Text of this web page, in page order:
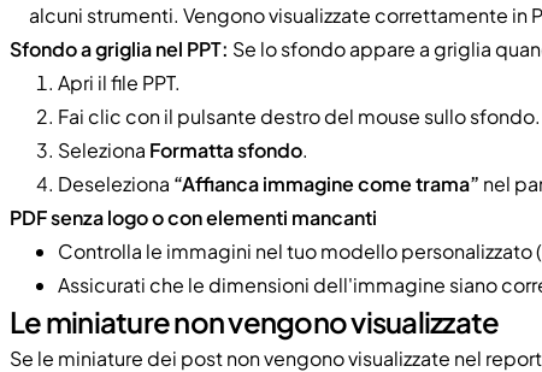
alcuni strumenti. Vengono visualizzate correttamente
Sfondo a griglia nel PPT: Se lo sfondo appare a griglia
Apri il file PPT.
Fai clic con il pulsante destro del mouse sullo sfondo.
Seleziona Formatta sfondo.
Deseleziona “Affianca immagine come trama” nel
PDF senza logo o con elementi mancanti
Controlla le immagini nel tuo modello
Assicurati che le dimensioni dell'immagine siano
Le miniature non vengono visualizzate
Se le miniature dei post non vengono visualizzate nel